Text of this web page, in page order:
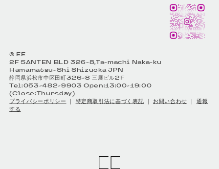
© EE
2F SANTEN BLD 326-8,Ta-machi Naka-ku
Hamamatsu-Shi Shizuoka JPN
静岡県浜松市中区田町326-8 三展ビル2F
Tel:053-482-9903 Open:13:00-19:00
(Close:Thursday)
プライバシーポリシー ｜ 特定商取引法に基づく表記 ｜ お問い合わせ ｜ 通報
する